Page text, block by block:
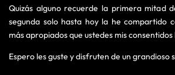
Quizás alguno recuerde la primera mitad
segunda solo hasta hoy la he compartido
más apropiados que ustedes mis
Espero les guste y disfruten de un grandioso